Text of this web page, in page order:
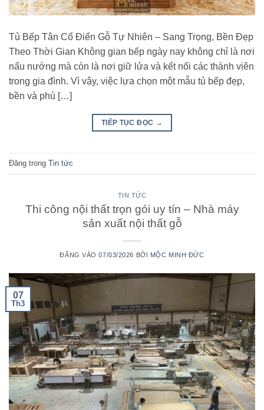
Tủ Bếp Tân Cổ Điển Gỗ Tự Nhiên – Sang Trọng, Bền Đẹp
Theo Thời Gian Không gian bếp ngày nay không chỉ là nơi
nấu nướng mà còn là nơi giữ lửa và kết nối các thành viên
trong gia đình. Vì vậy, việc lựa chọn một mẫu tủ bếp đẹp,
bền và phù […]
TIẾP TỤC ĐỌC →
Đăng trong Tin tức
TIN TỨC
Thi công nội thất trọn gói uy tín – Nhà máy
sản xuất nội thất gỗ
ĐĂNG VÀO07/03/2026 BỞI MỘC MINH ĐỨC
07
Th3